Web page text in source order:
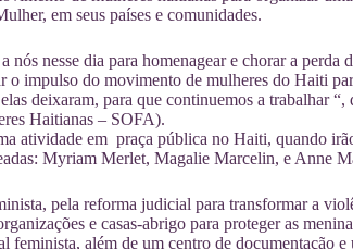
em seus países e comunidades.
nesse dia para homenagear e chorar a perda
o impulso do movimento de mulheres do Haiti
deixaram, para que continuemos a trabalhar
Haitianas – SOFA).
atividade em praça pública no Haiti, quando
Myriam Merlet, Magalie Marcelin, e Anne
pela reforma judicial para transformar a
e casas-abrigo para proteger as
além de um centro de documentação